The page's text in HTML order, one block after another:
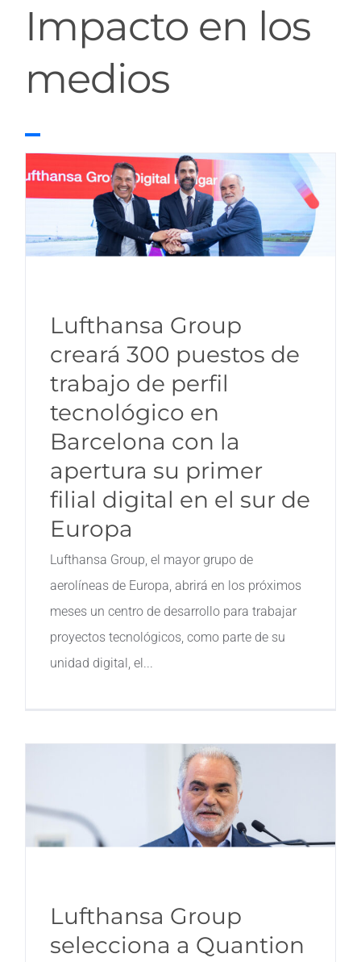
Impacto en los
medios
Lufthansa Group
creará 300 puestos de
trabajo de perfil
tecnológico en
Barcelona con la
apertura su primer
filial digital en el sur de
Europa
Lufthansa Group, el mayor grupo de
aerolíneas de Europa, abrirá en los próximos
meses un centro de desarrollo para trabajar
proyectos tecnológicos, como parte de su
unidad digital, el
Lufthansa Group
selecciona a Quantion